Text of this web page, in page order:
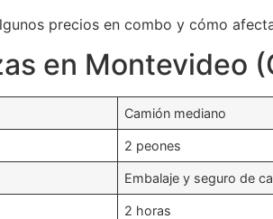
precios en combo y cómo
en Montevideo
Camión mediano
2 peones
Embalaje y seguro de
2 horas